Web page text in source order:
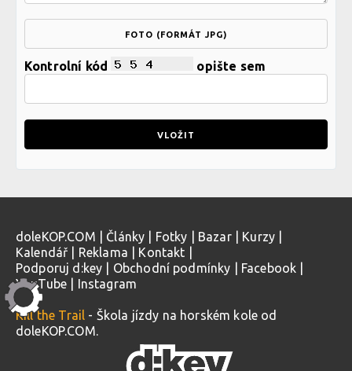
FOTO (FORMÁT JPG)
Kontrolní kód opište sem
doleKOP.COM Články Fotky Bazar| Kurzy
Kalendář
Reklama Kontakt
Podporuj d:key
Obchodní podmínky Facebook
YouTube
Instagram
Kill the Trail - Škola jízdy na horském kole od
doleKOP.COM.